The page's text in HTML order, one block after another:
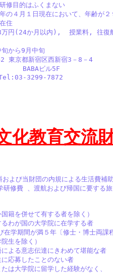
目的はふくまない
４月１日現在において、年齢が２
住
万円(24か月以内),  授業料,
から9月中旬
東京都新宿区西新宿3－8－4
BABAビル5F
3299-7872
化教育交流
よび当財団の内規による生活費補
修費 、渡航および帰国に要する
を併せて有する者を除く）
わが国の大学院に在学する者
学期間が満５年〔修士・博士両課
生を除く）
よる意志伝達にきわめて堪能な者
応募したことのない者
大学院に留学した経験がなく、